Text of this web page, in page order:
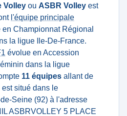
Volley ou ASBR Volley est
l'équipe principale
en Championnat Régional
la ligue Ile-De-France.
évolue en Accession
dans la ligue
11 équipes allant de
situé dans le
Seine (92) à l'adresse
ASBRVOLLEY 5 PLACE